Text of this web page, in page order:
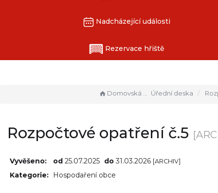
Nadcházející události
Rezervace hřiště
Domovská stránka Úřední deska
Rozpočtové opatření č.5
Vyvěšeno: od 25.07.2025 do31.03.2026 [ARCHIV]
Kategorie: Hospodaření obce